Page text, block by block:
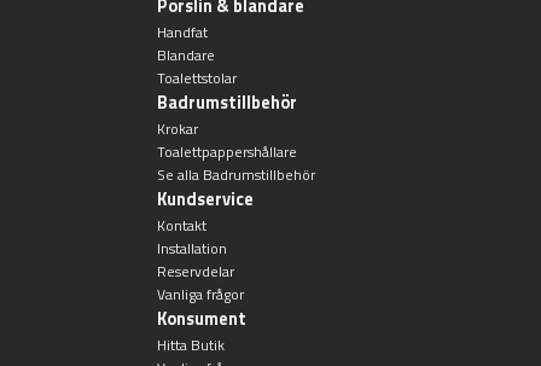
Toalettpappershållare
Handduksringar
Handduksstänger
Porslin & blandare
Handfat
Blandare
Toalettstolar
Badrumstillbehör
Krokar
Toalettpappershållare
Se alla Badrumstillbehör
Kundservice
Kontakt
Installation
Reservdelar
Vanliga frågor
Konsument
Hitta Butik